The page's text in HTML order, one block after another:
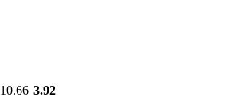
10.66 3.92